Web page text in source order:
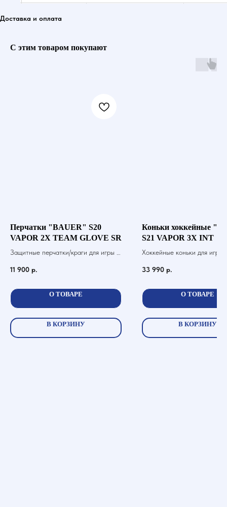
Доставка и оплата
С этим товаром покупают
Перчатки "BAUER" S20
VAPOR 2X TEAM GLOVE SR
Защитные перчатки/краги для игры в
11 900 р.
О ТОВАРЕ
В КОРЗИНУ
Коньки хоккейные
S21 VAPOR 3X INT
Хоккейные коньки для игры
33 990 р.
О ТОВАРЕ
В КОРЗИНУ